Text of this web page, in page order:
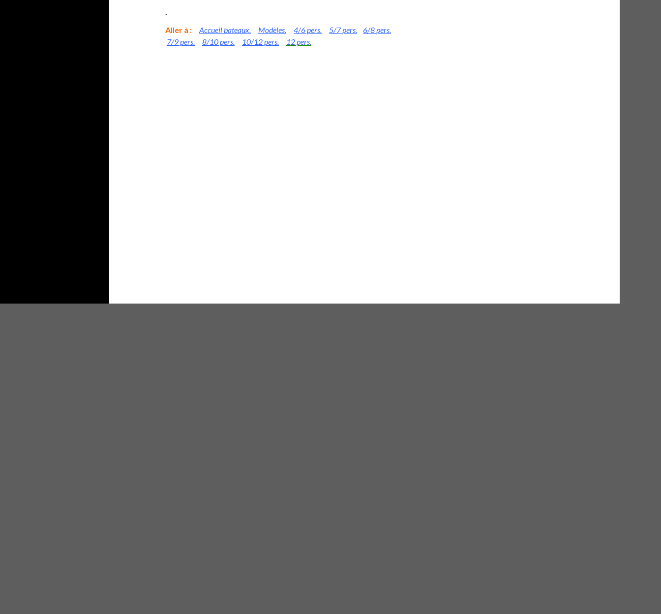
.
Aller à :
Accueil bateaux. Modèles. 4/6 pers. 5/7 pers.
6/8 pers.
7/9 pers.
8/10 pers. 10/12 pers. 12 pers.